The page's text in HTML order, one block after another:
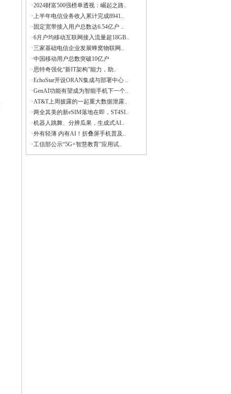
·2024财富500强榜单透视：崛起之路..
·上半年电信业务收入累计完成8941..
· 固定宽带接入用户总数达6.54亿户 ..
·6月户均移动互联网接入流量超18GB..
·三家基础电信企业发展蜂窝物联网..
·中国移动用户总数突破10亿户
·思特奇强化“新IT架构”能力，助..
·EchoStar开设ORAN集成与部署中心 ..
·GenAI功能有望成为智能手机下一个..
·AT&T上周披露的一起重大数据泄露..
·两全其美的新eSIM落地在即，ST4SI..
·机器人跳舞、分辨瓜果，生成式AI..
·外有轻薄 内有AI！折叠屏手机普及..
·工信部公示“5G+智慧教育”应用试..